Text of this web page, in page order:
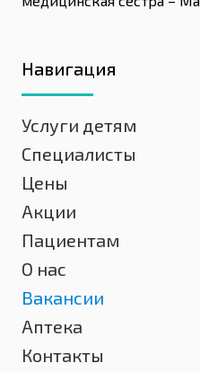
Навигация
Услуги детям
Специалисты
Цены
Акции
Пациентам
О нас
Вакансии
Аптека
Контакты